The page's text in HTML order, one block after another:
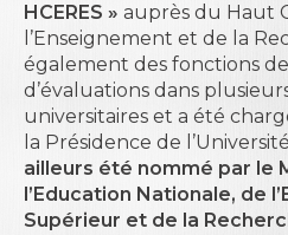
HCERES » auprès du Haut
l’Enseignement et de la
également des fonctions
d’évaluations dans
universitaires et a été
la Présidence de
ailleurs été nommé par le
l’Education Nationale, de
Supérieur et de la